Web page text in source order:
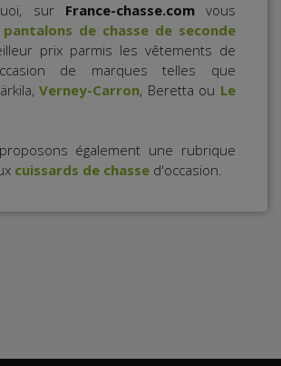
sur France-chasse.comvous
pantalons de chasse de seconde
prix parmis les vêtements de
de marques telles que
Verney-Carron, Beretta ou Le
également une rubrique
cuissards de chasse d'occasion.